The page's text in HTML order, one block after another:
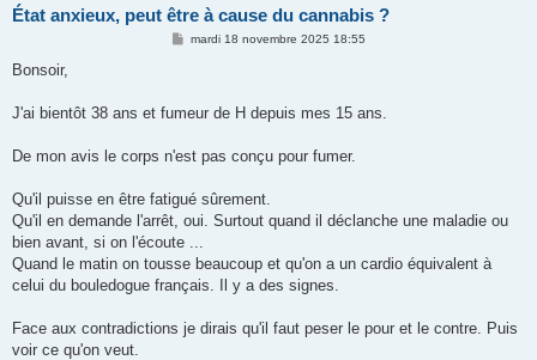
État anxieux, peut être à cause du cannabis ?
M
g
mardi 18 novembre 2025 18:55
Bonsoir,
J'ai bientôt 38 ans et fumeur de H depuis mes 15 ans.
De mon avis le corps n'est pas conçu pour fumer.
Qu'il puisse en être fatigué sûrement.
Qu'il en demande l'arrêt, oui. Surtout quand il déclanche une maladie ou
bien avant, si on l'écoute ...
Quand le matin on tousse beaucoup et qu'on a un cardio équivalent à
celui du bouledogue français. Il y a des signes.
Face aux contradictions je dirais qu'il faut peser le pour et le contre. Puis
voir ce qu'on veut.